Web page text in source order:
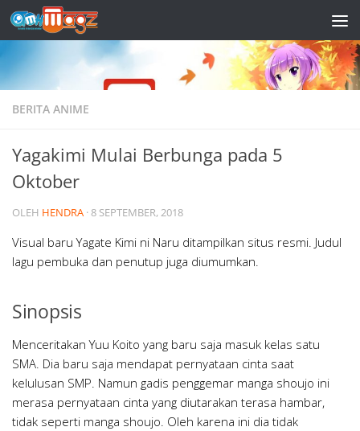
Skip to content
BERITA ANIME
Yagakimi Mulai Berbunga pada 5
Oktober
OLEH HENDRA ·8 SEPTEMBER, 2018
Visual baru Yagate Kimi ni Naru ditampilkan situs resmi. Judul
lagu pembuka dan penutup juga diumumkan.
Sinopsis
Menceritakan Yuu Koito yang baru saja masuk kelas satu
SMA. Dia baru saja mendapat pernyataan cinta saat
kelulusan SMP. Namun gadis penggemar manga shoujo ini
merasa pernyataan cinta yang diutarakan terasa hambar,
tidak seperti manga shoujo. Oleh karena ini dia tidak